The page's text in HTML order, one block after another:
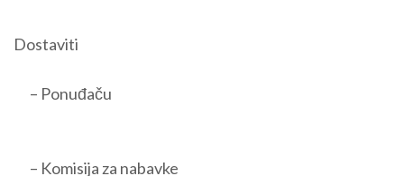
Dostaviti
– Ponuđaču
– Komisija za nabavke